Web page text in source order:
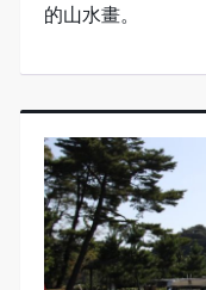
的山水畫。